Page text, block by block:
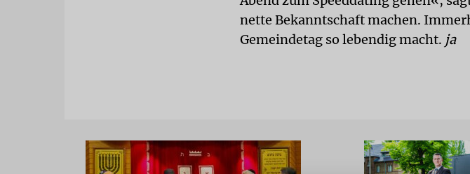
nette Bekanntschaft machen.
Gemeindetag so lebendig macht. ja